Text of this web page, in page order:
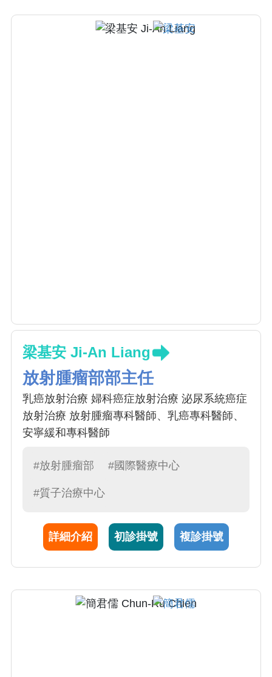
瘤放射治療儀器。
梁基安 Ji-An Liang
放射腫瘤部部主任
乳癌放射治療 婦科癌症放射治療 泌尿系統癌症
放射治療 放射腫瘤專科醫師、乳癌專科醫師、
安寧緩和專科醫師
#放射腫瘤部 #國際醫療中心
#質子治療中心
詳細介紹 初診掛號 複診掛號